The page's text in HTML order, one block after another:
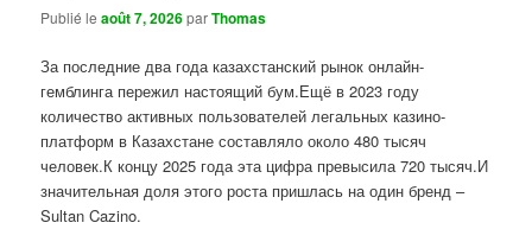
Publié leaoût 7, 2026parThomas
За последние два года казахстанский рынок онлайн-
гемблинга пережил настоящий бум.Ещё в 2023 году
количество активных пользователей легальных казино-
платформ в Казахстане составляло около 480 тысяч
человек.К концу 2025 года эта цифра превысила 720 тысяч.И
значительная доля этого роста пришлась на один бренд –
Sultan Cazino.